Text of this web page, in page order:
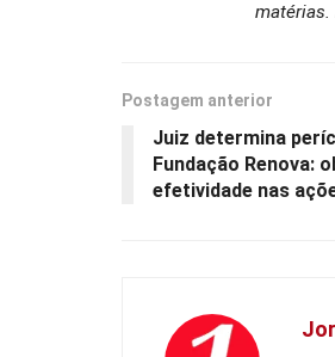
matérias.
Postagem anterior
Juiz determina
Fundação Renova:
efetividade nas